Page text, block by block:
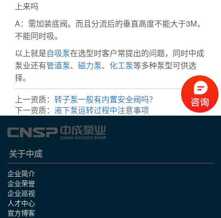
上来吗
A：需加装底阀。而且分流后的垂直高度不能大于3M，
不能同时吸。
以上就是自吸泵在选型时客户常提出的问题，同时中成
泵业还有管道泵、 磁力泵、 化工泵等多种泵型可供选
择。
上一资质： 转子泵一般有内置安全阀吗？
下一资质： 液下泵运转过程中注意事项
关于中成
企业简介
企业荣誉
企业巡视
人才中心
官方博客